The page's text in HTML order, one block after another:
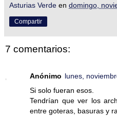
Asturias Verde en domingo,
Compartir
7 comentarios:
Anónimo lunes,
Si solo fueran esos.
Tendrían que ver los
entre goteras, basuras y